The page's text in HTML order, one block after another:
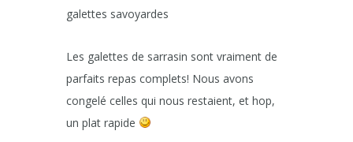
galettes savoyardes
Les galettes de sarrasin sont vraiment de
parfaits repas complets! Nous avons
congelé celles qui nous restaient, et hop,
un plat rapide